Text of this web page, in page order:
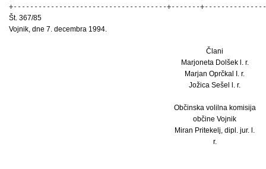
+-------------------------------------+-------
Št. 367/85
Vojnik, dne 7. decembra 1994.
Člani
Marjoneta Dolšek l. r.
Marjan Oprčkal I. r.
Jožica Sešel l. r.
Občinska volilna komisija
občine Vojnik
Miran Pritekelj, dipl. jur. l.
r.